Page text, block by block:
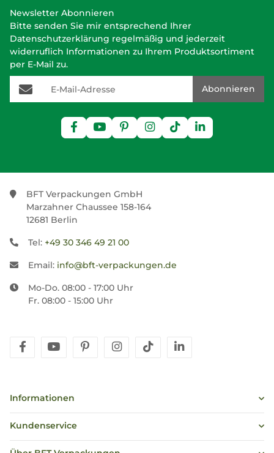
Newsletter Abonnieren
Bitte senden Sie mir entsprechend Ihrer
Datenschutzerklärung regelmäßig und jederzeit
widerruflich Informationen zu Ihrem Produktsortiment
per E-Mail zu.
E-Mail-Adresse
Abonnieren
BFT Verpackungen GmbH
Marzahner Chaussee 158-164
12681 Berlin
Tel: +49 30 346 49 21 00
Email: info@bft-verpackungen.de
Mo-Do. 08:00 - 17:00 Uhr
Fr. 08:00 - 15:00 Uhr
facebookyoutubepinterestinstagram
tiktok
Informationen
Kundenservice